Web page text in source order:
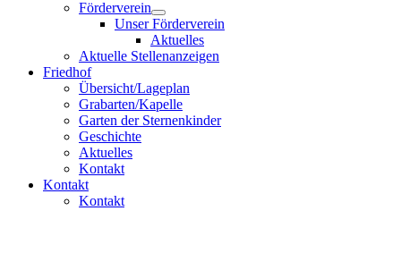
Förderverein
Unser Förderverein
Aktuelles
Aktuelle Stellenanzeigen
Friedhof
Übersicht/Lageplan
Grabarten/Kapelle
Garten der Sternenkinder
Geschichte
Aktuelles
Kontakt
Kontakt
Kontakt